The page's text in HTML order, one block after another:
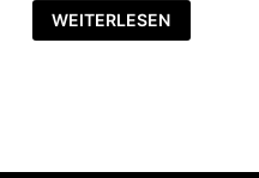
👥
👥
NEUE
WEITERLESEN